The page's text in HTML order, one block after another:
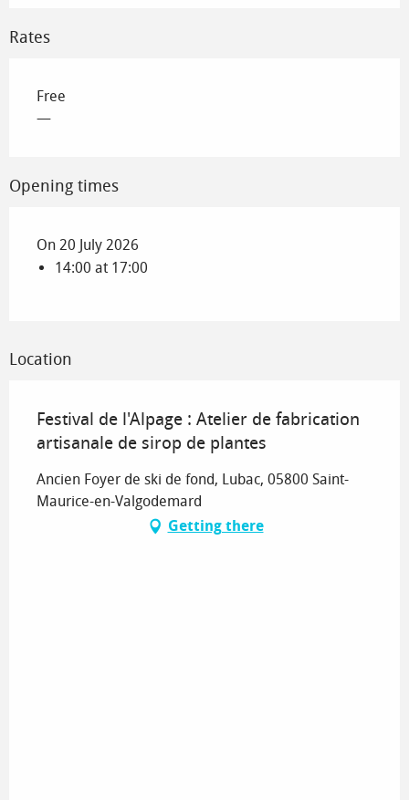
Rates
Free
—
Opening times
On 20 July 2026
14:00 at 17:00
Location
Festival de l'Alpage : Atelier de fabrication
artisanale de sirop de plantes
Ancien Foyer de ski de fond, Lubac, 05800 Saint-
Maurice-en-Valgodemard
Getting there